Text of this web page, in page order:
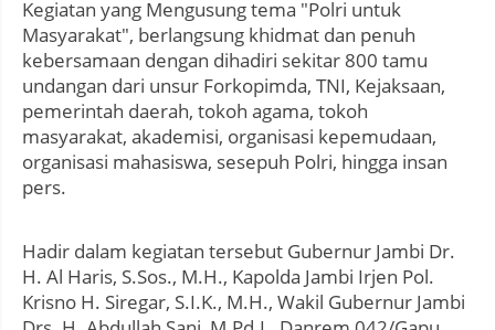
Kegiatan yang Mengusung tema "Polri untuk
Masyarakat", berlangsung khidmat dan penuh
kebersamaan dengan dihadiri sekitar 800 tamu
undangan dari unsur Forkopimda, TNI, Kejaksaan,
pemerintah daerah, tokoh agama, tokoh
masyarakat, akademisi, organisasi kepemudaan,
organisasi mahasiswa, sesepuh Polri, hingga insan
pers.
Hadir dalam kegiatan tersebut Gubernur Jambi Dr.
H. Al Haris, S.Sos., M.H., Kapolda Jambi Irjen Pol.
Krisno H. Siregar, S.I.K., M.H., Wakil Gubernur Jambi